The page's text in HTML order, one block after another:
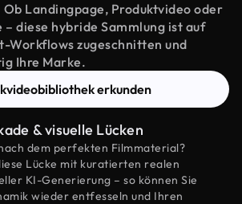
Landingpage, Produktvideo oder
diese hybride Sammlung ist auf
Workflows zugeschnitten und
Ihre Marke.
erkunden
& visuelle Lücken
dem perfekten Filmmaterial?
Lücke mit kuratierten realen
KI-Generierung – so können Sie
wieder entfesseln und Ihren